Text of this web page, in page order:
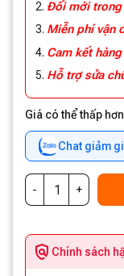
Đổi mới trong
Miễn phí vận
Cam kết
Hỗ trợ sửa
Giá có thể thấp
Chat giảm
Chính sách